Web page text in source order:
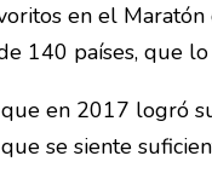
en el
140 países, que
en 2017 logró
se siente